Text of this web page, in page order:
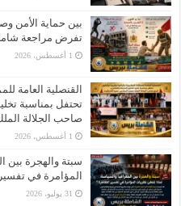
بين حماية الأمن
تفرض مراجعة شاملة
1 أغسطس، 2026
القنصلية العامة
تحتفل بمناسبة
صاحب الجلالة
1 أغسطس، 2026
سبتة والهجرة بين
المؤامرة في
31 يوليو، 2026